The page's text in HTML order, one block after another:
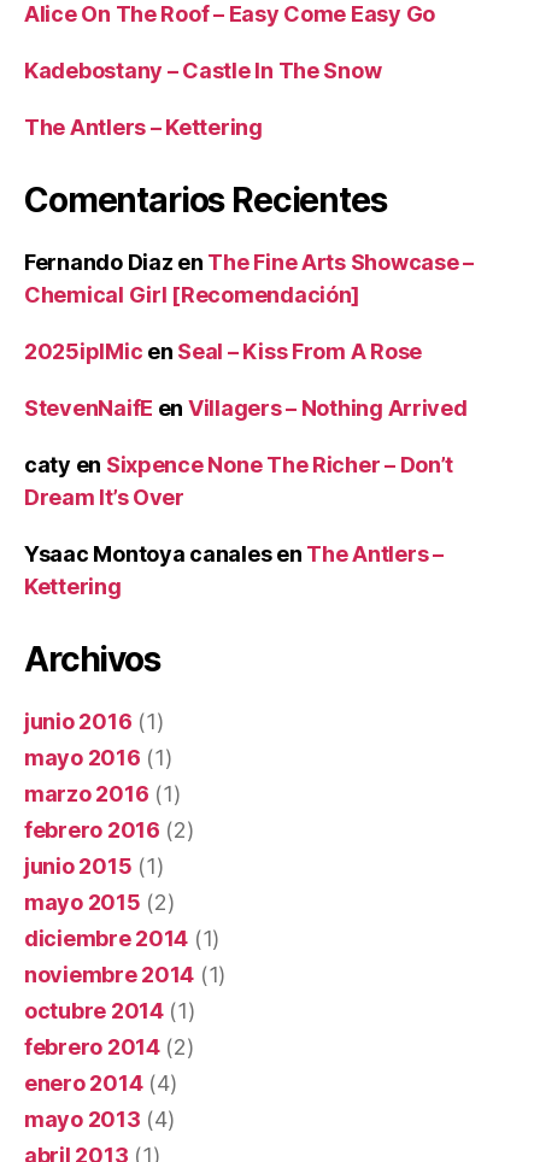
Alice On The Roof – Easy Come Easy Go
Kadebostany – Castle In The Snow
The Antlers – Kettering
Comentarios Recientes
Fernando Diaz en The Fine Arts Showcase –
Chemical Girl [Recomendación]
2025iplMic en Seal – Kiss From A Rose
StevenNaifE en Villagers – Nothing Arrived
caty en Sixpence None The Richer – Don’t
Dream It’s Over
Ysaac Montoya canalesen The Antlers –
Kettering
Archivos
junio 2016 (1)
mayo 2016 (1)
marzo 2016 (1)
febrero 2016 (2)
junio 2015 (1)
mayo 2015 (2)
diciembre 2014 (1)
noviembre 2014 (1)
octubre 2014(1)
febrero 2014(2)
enero 2014(4)
mayo 2013 (4)
abril 2013 (1)